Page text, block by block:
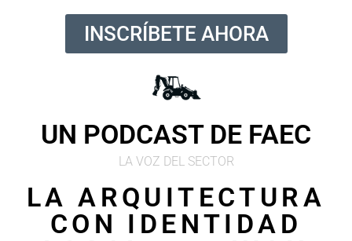
INSCRÍBETE AHORA
UN PODCAST DE FAEC
LA VOZ DEL SECTOR
LA ARQUITECTURA
CON IDENTIDAD